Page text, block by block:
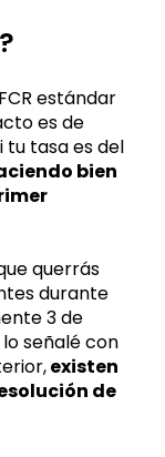
estándar
es de
tu tasa es del
bien
querrás
durante
3 de
señalé con
existen
de